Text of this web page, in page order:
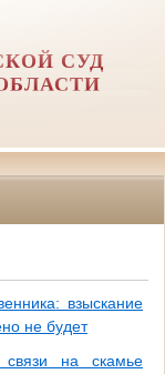
СУД
взыскание
не будет
на скамье